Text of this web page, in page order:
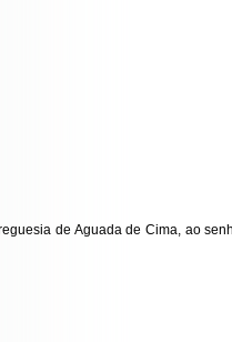
de Aguada de Cima, ao